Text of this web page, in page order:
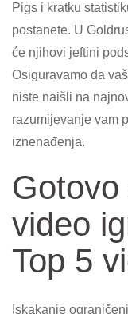
Pigs i kratku
postanete. U
će njihovi jeftini
Osiguravamo da
niste naišli na
razumijevanje vam
iznenađenja.
video
Top 5
Iskakanje